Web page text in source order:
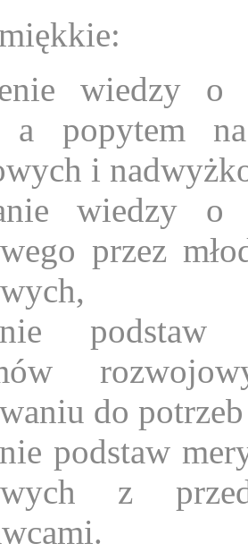
wiedzy o
a popytem
i
wiedzy o
przez
do
podstaw
z